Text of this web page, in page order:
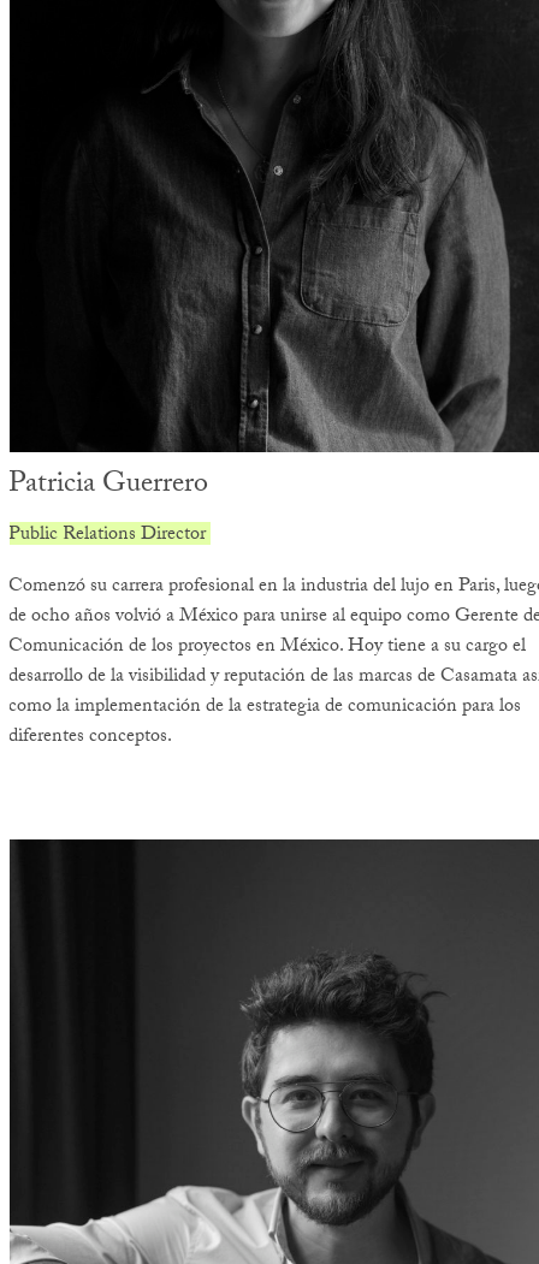
Patricia Guerrero
Public Relations Director
Comenzó su carrera profesional en la industria del lujo en Paris,
de ocho años volvió a México para unirse al equipo como Gerente
Comunicación de los proyectos en México. Hoy tiene a su cargo el
desarrollo de la visibilidad y reputación de las marcas de Casamata
como la implementación de la estrategia de comunicación para los
diferentes conceptos.